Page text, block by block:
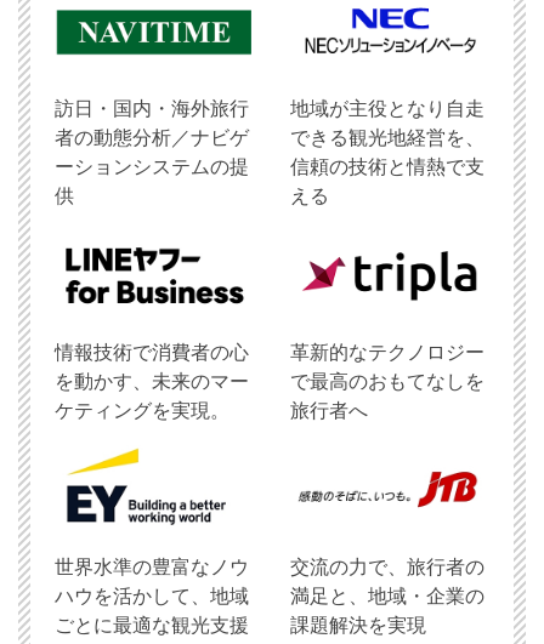
訪日・国内・海外旅行
者の動態分析／ナビゲ
ーションシステムの提
供
地域が主役となり自走
できる観光地経営を、
信頼の技術と情熱で支
える
情報技術で消費者の心
を動かす、未来のマー
ケティングを実現。
革新的なテクノロジー
で最高のおもてなしを
旅行者へ
世界水準の豊富なノウ
ハウを活かして、地域
ごとに最適な観光支援
交流の力で、旅行者の
満足と、地域・企業の
課題解決を実現